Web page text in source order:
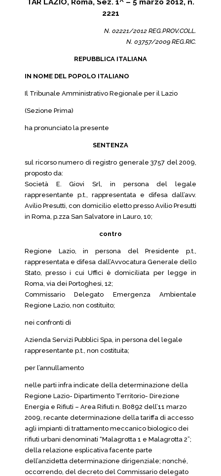
2221
N. 02221/2012 REG.PROV.COLL.
N. 03757/2009 REG.RIC.
REPUBBLICA ITALIANA
IN NOME DEL POPOLO ITALIANO
Il Tribunale Amministrativo Regionale per il Lazio
(Sezione Prima)
ha pronunciato la presente
SENTENZA
sul ricorso numero di registro generale 3757 del 2009,
proposto da:
Società E. Giovi Srl, in persona del legale
rappresentante p.t., rappresentata e difesa dall’avv.
Avilio Presutti, con domicilio eletto presso Avilio Presutti
in Roma, p.zza San Salvatore in Lauro, 10;
contro
Regione Lazio, in persona del Presidente p.t.,
rappresentata e difesa dall’Avvocatura Generale dello
Stato, presso i cui Uffici è domiciliata per legge in
Roma, via dei Portoghesi, 12;
Commissario Delegato Emergenza Ambientale
Regione Lazio, non costituito;
nei confronti di
Azienda Servizi Pubblici Spa, in persona del legale
rappresentante p.t., non costituita;
per l’annullamento
nelle parti infra indicate della determinazione della
Regione Lazio- Dipartimento Territorio- Direzione
Energia e Rifiuti – Area Rifiuti n. B0892 dell’11 marzo
2009, recante determinazione della tariffa di accesso
agli impianti di trattamento meccanico biologico dei
rifiuti urbani denominati “Malagrotta 1 e Malagrotta 2”;
della relazione esplicativa facente parte
dell’anzidetta determinazione dirigenziale; nonché,
occorrendo, del decreto del Commissario delegato